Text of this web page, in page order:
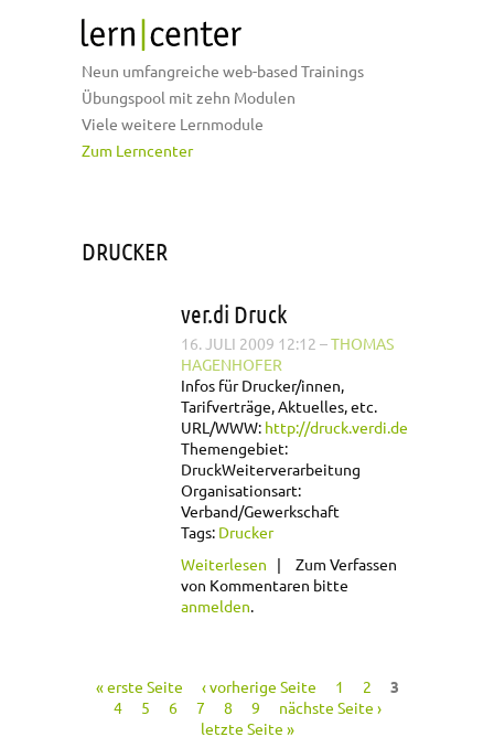
Neun umfangreiche web-based Trainings
Übungspool mit zehn Modulen
Viele weitere Lernmodule
Zum Lerncenter
DRUCKER
ver.di Druck
16. JULI 2009 12:12 –THOMAS
HAGENHOFER
Infos für Drucker/innen,
Tarifverträge, Aktuelles, etc.
URL/WWW: http://druck.verdi.de
Themengebiet:
DruckWeiterverarbeitung
Organisationsart:
Verband/Gewerkschaft
Tags: Drucker
Weiterlesen über ver.di Druck
Zum Verfassen
von Kommentaren bitte
anmelden
Seiten
« erste Seite ‹ vorherige Seite 1 2
3
4
5 6 7 8 9
nächste Seite ›
letzte Seite »